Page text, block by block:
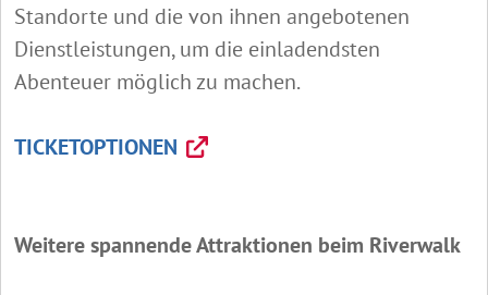
Standorte und die von ihnen angebotenen
Dienstleistungen, um die einladendsten
Abenteuer möglich zu machen.
TICKETOPTIONEN
Weitere spannende Attraktionen beim Riverwalk